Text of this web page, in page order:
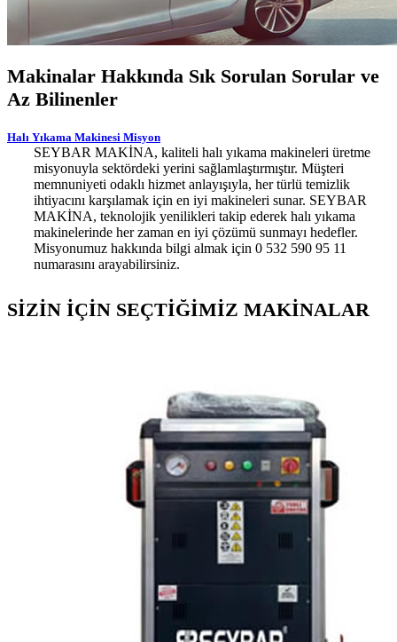
Makinalar Hakkında Sık Sorulan Sorular ve
Az Bilinenler
Halı Yıkama Makinesi Misyon
SEYBAR MAKİNA, kaliteli halı yıkama makineleri üretme
misyonuyla sektördeki yerini sağlamlaştırmıştır. Müşteri
memnuniyeti odaklı hizmet anlayışıyla, her türlü temizlik
ihtiyacını karşılamak için en iyi makineleri sunar. SEYBAR
MAKİNA, teknolojik yenilikleri takip ederek halı yıkama
makinelerinde her zaman en iyi çözümü sunmayı hedefler.
Misyonumuz hakkında bilgi almak için 0 532 590 95 11
numarasını arayabilirsiniz.
SİZİN İÇİN SEÇTİĞİMİZ MAKİNALAR